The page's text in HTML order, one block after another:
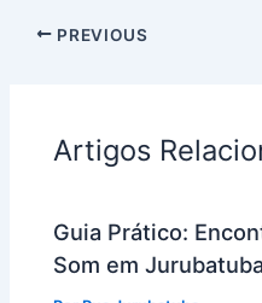
PREVIOUS
Artigos
Guia Prático:
Som em Jurubatuba